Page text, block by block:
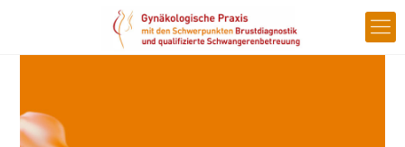
Unser Team